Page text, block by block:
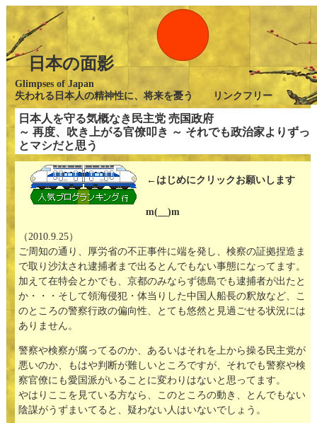
日本の面影
Glimpses of Japan
失われる日本人の精神性に、将来を憂う リンクフリー
日本人を守る気概なき民主党 売国政府
～ 再度、吹き上がる官僚叩き ～ それでも政治家よりずっ
とマシだと思う
←はじめにクリックお願いします
m(__)m
（2010.9.25）
ご周知の通り、厚労省の不正事件に端を発し、検察の証拠捏造ま
で取り沙汰され逮捕者まで出るとんでもない事態になってます。
加えて在特会とかでも、京都のみならず徳島でも逮捕者が出たと
か・・・そして領海侵犯・体当りした中国人船長の釈放など、こ
のところの警察行政の偏向性、とても悠然と見過ごせる状況には
ありません。
警察や検察が腐ってるのか、あるいはそれを上から操る民主党が
悪いのか、もはや判断が難しいところですが、それでも警察や検
察官僚にも愛国派がいることに変わりはないと思ってます。
やはりここを見ている方なら、このところの動き、とんでもない
陰謀がうずまいてると、疑わない人はいないでしょう。